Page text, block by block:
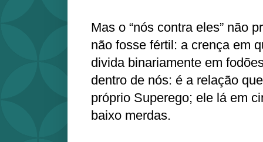
Mas o “nós contra eles” não
não fosse fértil: a crença em
divida binariamente em
dentro de nós: é a relação
próprio Superego; ele lá em
baixo merdas.